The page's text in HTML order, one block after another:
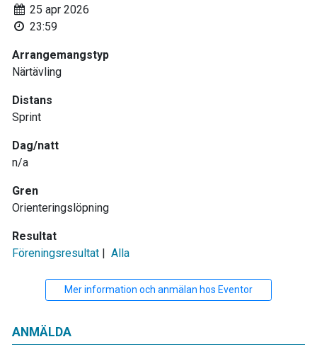
ANMÄLDA
25 apr 2026
23:59
Arrangemangstyp
Närtävling
Distans
Sprint
Dag/natt
n/a
Gren
Orienteringslöpning
Resultat
Föreningsresultat | Alla
Mer information och anmälan hos Eventor